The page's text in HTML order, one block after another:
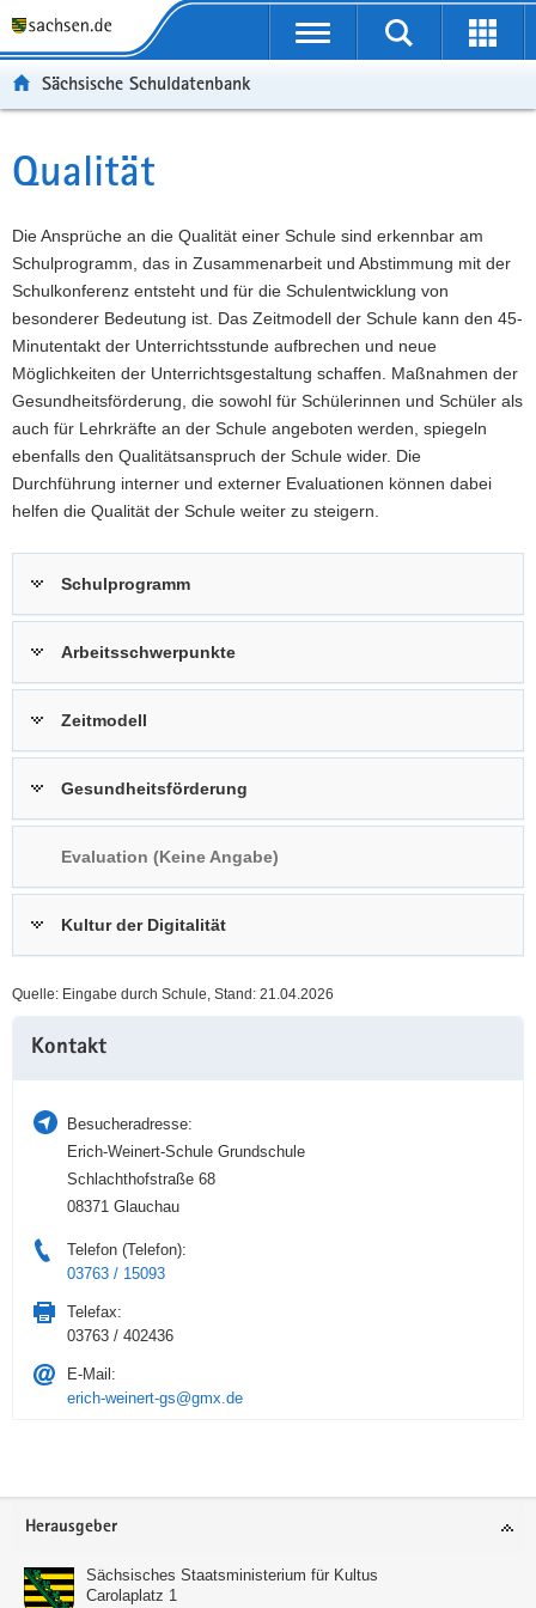
t
ü
e
r
g
r
e
i
f
e
n
d
e
i
g
o
n
r
l
a
v
i
g
a
t
i
o
n
a
t
n
h
a
l
t
W
t
r
e
I
n
f
o
r
m
a
t
i
r
i
c
e
Portalübergreifende
Suche
Sächsische Schuldatenbank
Hauptinhalt
Qualität
Die Ansprüche an die Qualität einer Schule sind erkennbar am
Schulprogramm, das in Zusammenarbeit und Abstimmung mit der
Schulkonferenz entsteht und für die Schulentwicklung von
besonderer Bedeutung ist. Das Zeitmodell der Schule kann den 45-
Minutentakt der Unterrichtsstunde aufbrechen und neue
Möglichkeiten der Unterrichtsgestaltung schaffen. Maßnahmen der
Gesundheitsförderung, die sowohl für Schülerinnen und Schüler als
auch für Lehrkräfte an der Schule angeboten werden, spiegeln
ebenfalls den Qualitätsanspruch der Schule wider. Die
Durchführung interner und externer Evaluationen können dabei
helfen die Qualität der Schule weiter zu steigern.
Schulprogramm
Arbeitsschwerpunkte
Zeitmodell
Gesundheitsförderung
Evaluation (Keine Angabe)
Kultur der Digitalität
Quelle: Eingabe durch Schule, Stand: 21.04.2026
Information
Kontakt
Besucheradresse:
Erich-Weinert-Schule Grundschule
Schlachthofstraße 68
08371 Glauchau
Telefon (Telefon):
03763 / 15093
Telefax:
03763 / 402436
E-Mail:
erich-weinert-gs@gmx.de
Service
Herausgeber
Sächsisches Staatsministerium für Kultus
Carolaplatz 1